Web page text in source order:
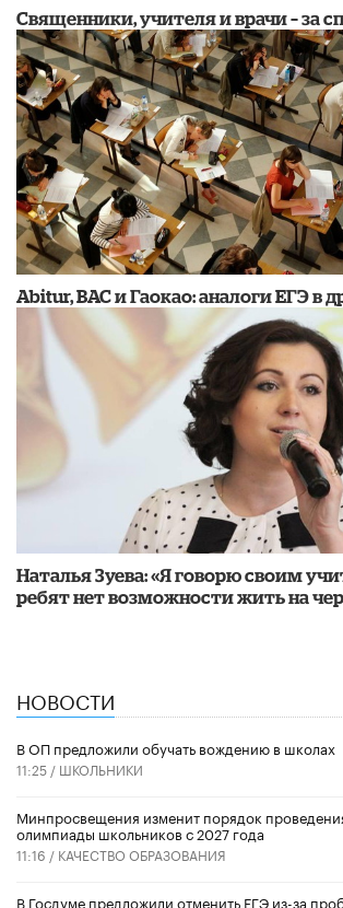
Священники, учителя и врачи – за
Abitur, BAC и Гаокао: аналоги ЕГЭ в
Наталья Зуева: «Я говорю своим
ребят нет возможности жить на
НОВОСТИ
В ОП предложили обучать вождению в школах
11:25 / ШКОЛЬНИКИ
Минпросвещения изменит порядок
олимпиады школьников с 2027 года
11:16 / КАЧЕСТВО ОБРАЗОВАНИЯ
В Госдуме предложили отменить ЕГЭ из-за